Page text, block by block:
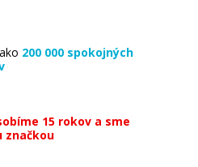
200 000 spokojných
15 rokov a sme
značkou